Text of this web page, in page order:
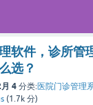
软件，诊所管
选？
4 分类:医院门诊管理
(1.7k 分)